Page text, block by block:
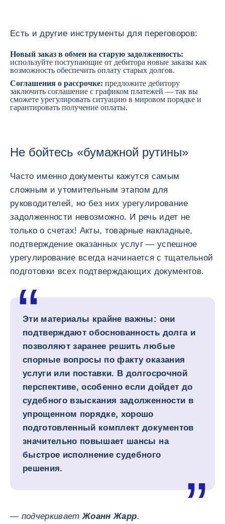
Есть и другие инструменты для переговоров:
Новый заказ в обмен на старую задолженность:
используйте поступающие от дебитора новые заказы как
возможность обеспечить оплату старых долгов.
Соглашения о рассрочке: предложите дебитору
заключить соглашение с графиком платежей — так вы
сможете урегулировать ситуацию в мировом порядке и
гарантировать получение оплаты.
Не бойтесь «бумажной рутины»
Часто именно документы кажутся самым
сложным и утомительным этапом для
руководителей, но без них урегулирование
задолженности невозможно. И речь идет не
только о счетах! Акты, товарные накладные,
подтверждение оказанных услуг — успешное
урегулирование всегда начинается с тщательной
подготовки всех подтверждающих документов.
Эти материалы крайне важны: они
подтверждают обоснованность долга и
позволяют заранее решить любые
спорные вопросы по факту оказания
услуги или поставки. В долгосрочной
перспективе, особенно если дойдет до
судебного взыскания задолженности в
упрощенном порядке, хорошо
подготовленный комплект документов
значительно повышает шансы на
быстрое исполнение судебного
решения.
— подчеркиваетЖоанн Жарр.